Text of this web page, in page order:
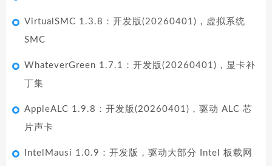
VirtualSMC 1.3.8：开发版(20260401)，虚拟系统
SMC
WhateverGreen 1.7.1：开发版(20260401)，显卡补
丁集
AppleALC 1.9.8：开发版(20260401)，驱动 ALC 芯
片声卡
IntelMausi 1.0.9：开发版，驱动大部分 Intel 板载网